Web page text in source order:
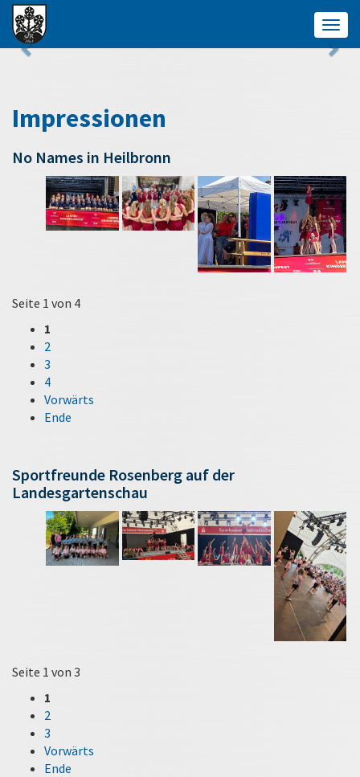
Impressionen
No Names in Heilbronn
Seite 1 von 4
1
2
3
4
Vorwärts
Ende
Sportfreunde Rosenberg auf der
Landesgartenschau
Seite 1 von 3
1
2
3
Vorwärts
Ende